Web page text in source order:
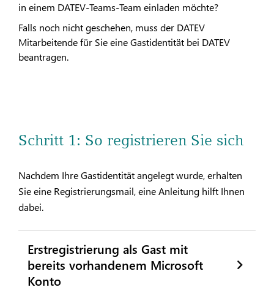
in einem DATEV-Teams-Team einladen möchte?
Falls noch nicht geschehen, muss der DATEV
Mitarbeitende für Sie eine Gastidentität bei DATEV
beantragen.
Schritt 1: So registrieren Sie sich
Nachdem Ihre Gastidentität angelegt wurde, erhalten
Sie eine Registrierungsmail, eine Anleitung hilft Ihnen
dabei.
Erstregistrierung als Gast mit
bereits vorhandenem Microsoft
Konto